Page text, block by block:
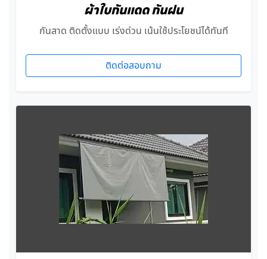
ผ้าใบกันแดด กันฝน
กันสาด ติดตั้งแบบ เร่งด่วน เน้นใช้ประโยชน์ได้ทันที
ติดต่อสอบถาม